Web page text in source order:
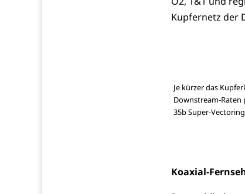
Kupfernetz der
Je kürzer das
Downstream-Raten
35b Super-
Koaxial-